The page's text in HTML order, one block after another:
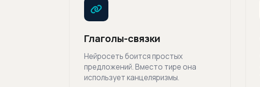
Глаголы-связки
Нейросеть боится простых
предложений. Вместо тире она
использует канцеляризмы.